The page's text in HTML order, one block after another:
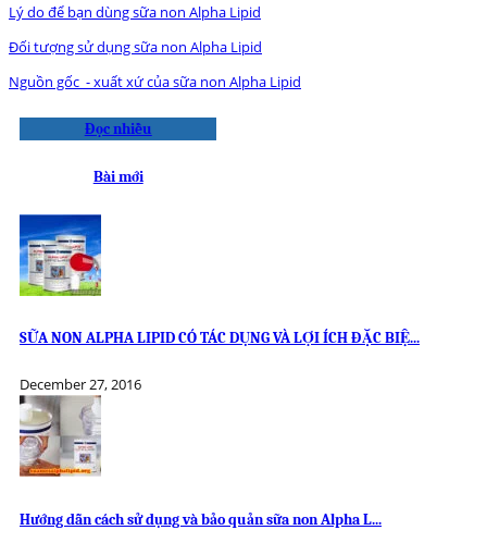
Lý do để bạn dùng sữa non Alpha Lipid
Đối tượng sử dụng sữa non Alpha Lipid
Nguồn gốc - xuất xứ của sữa non Alpha Lipid
Đọc nhiều
Bài mới
SỮA NON ALPHA LIPID CÓ TÁC DỤNG VÀ LỢI ÍCH ĐẶC BIỆ...
December 27, 2016
Hướng dẫn cách sử dụng và bảo quản sữa non Alpha L...